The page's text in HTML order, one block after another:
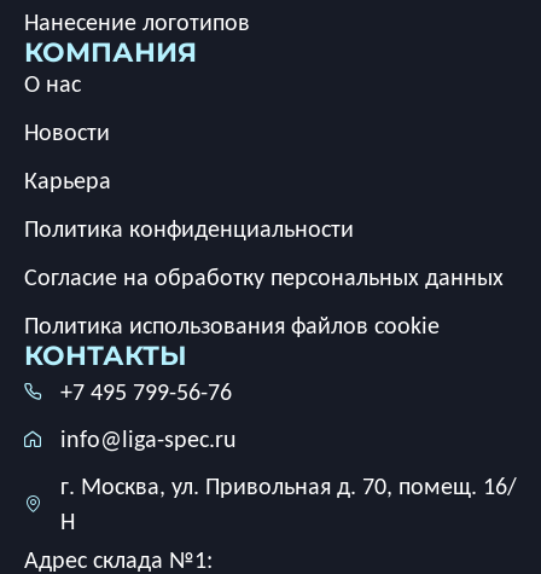
Нанесение логотипов
КОМПАНИЯ
О нас
Новости
Карьера
Политика конфиденциальности
Согласие на обработку персональных данных
Политика использования файлов cookie
КОНТАКТЫ
+7 495 799-56-76
info@liga-spec.ru
г. Москва, ул. Привольная д. 70, помещ. 16/
Н
Адрес склада №1: